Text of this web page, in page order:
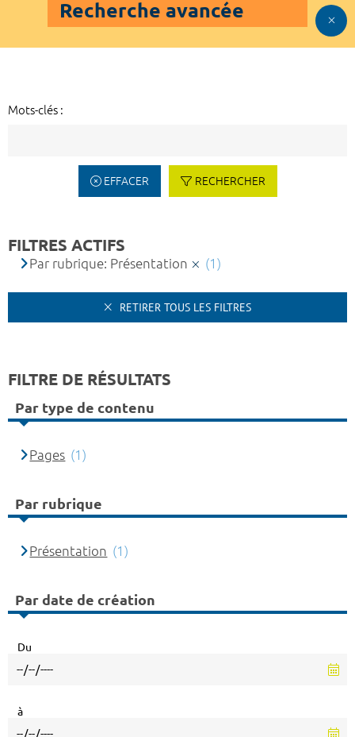
Recherche avancée
Mots-clés :
EFFACER RECHERCHER
FILTRES ACTIFS
Par rubrique: Présentation (1)
RETIRER TOUS LES FILTRES
FILTRE DE RÉSULTATS
Par type de contenu
Pages (1)
Par rubrique
Présentation (1)
Par date de création
Du
à